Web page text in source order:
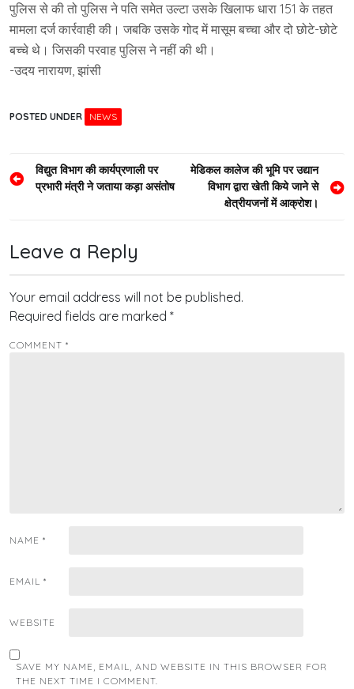
पुलिस से की तो पुलिस ने पति समेत उल्टा उसके खिलाफ धारा 151 के तहत
मामला दर्ज कार्रवाही की। जबकि उसके गोद में मासूम बच्चा और दो छोटे-छोटे
बच्चे थे। जिसकी परवाह पुलिस ने नहीं की थी।
-उदय नारायण, झांसी
POSTED UNDER NEWS
Post
navigation
विद्युत विभाग की कार्यप्रणाली पर
प्रभारी मंत्री ने जताया कड़ा असंतोष
मेडिकल कालेज की भूमि पर उद्यान
विभाग द्वारा खेती किये जाने से
क्षेत्रीयजनों में आक्रोश।
Leave a Reply
Your email address will not be published.
Required fields are marked *
COMMENT *
NAME *
EMAIL *
WEBSITE
SAVE MY NAME, EMAIL, AND WEBSITE IN THIS BROWSER FOR
THE NEXT TIME I COMMENT.